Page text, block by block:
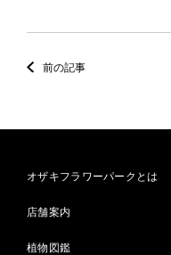
前の記事
オザキフラワーパークとは
店舗案内
植物図鑑